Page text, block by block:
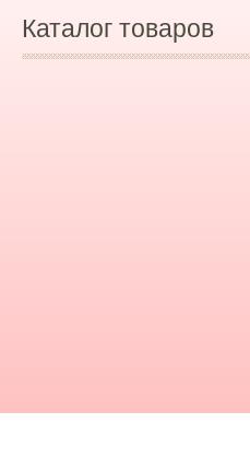
Каталог товаров